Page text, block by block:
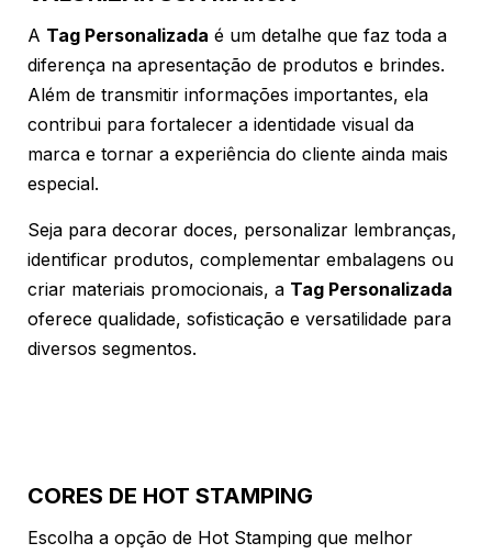
A Tag Personalizada é um detalhe que faz toda a
diferença na apresentação de produtos e brindes.
Além de transmitir informações importantes, ela
contribui para fortalecer a identidade visual da
marca e tornar a experiência do cliente ainda mais
especial.
Seja para decorar doces, personalizar lembranças,
identificar produtos, complementar embalagens ou
criar materiais promocionais, a Tag Personalizada
oferece qualidade, sofisticação e versatilidade para
diversos segmentos.
CORES DE HOT STAMPING
Escolha a opção de Hot Stamping que melhor